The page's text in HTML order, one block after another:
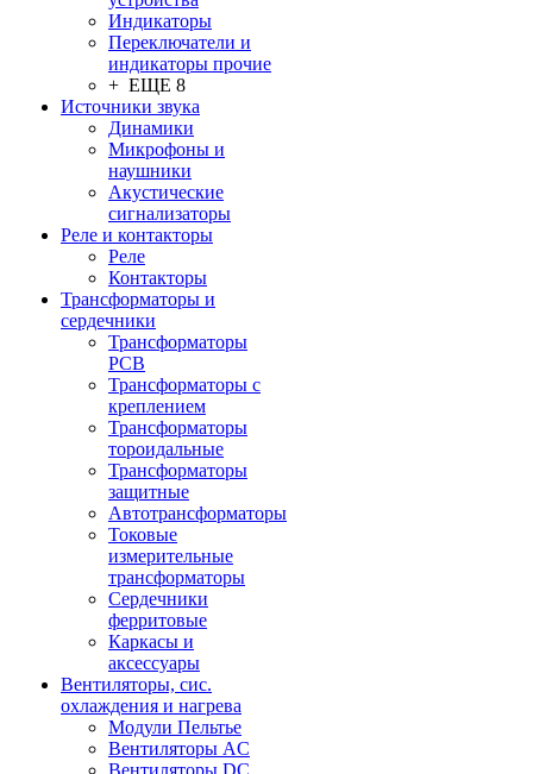
Индикаторы
Переключатели и
индикаторы прочие
+ ЕЩЕ 8
Источники звука
Динамики
Микрофоны и
наушники
Акустические
сигнализаторы
Реле и контакторы
Реле
Контакторы
Трансформаторы и
сердечники
Трансформаторы
PCB
Трансформаторы с
креплением
Трансформаторы
тороидальные
Трансформаторы
защитные
Автотрансформаторы
Токовые
измерительные
трансформаторы
Сердечники
ферритовые
Каркасы и
аксессуары
Вентиляторы, сис.
охлаждения и нагрева
Модули Пельтье
Вентиляторы AC
Вентиляторы DC